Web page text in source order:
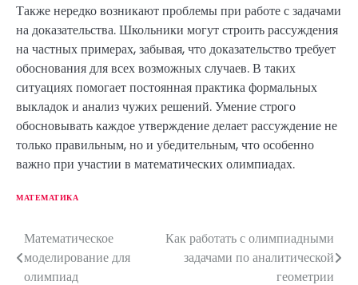
Также нередко возникают проблемы при работе с задачами
на доказательства. Школьники могут строить рассуждения
на частных примерах, забывая, что доказательство требует
обоснования для всех возможных случаев. В таких
ситуациях помогает постоянная практика формальных
выкладок и анализ чужих решений. Умение строго
обосновывать каждое утверждение делает рассуждение не
только правильным, но и убедительным, что особенно
важно при участии в математических олимпиадах.
МАТЕМАТИКА
Н
а
Математическое
моделирование для
олимпиад
Как работать с олимпиадными
задачами по аналитической
геометрии